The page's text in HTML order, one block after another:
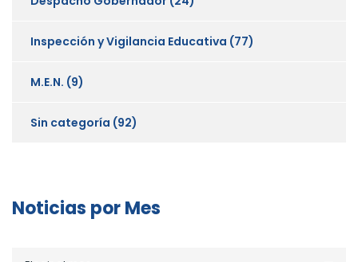
Inspección y Vigilancia Educativa (77)
M.E.N. (9)
Sin categoría (92)
Noticias por Mes